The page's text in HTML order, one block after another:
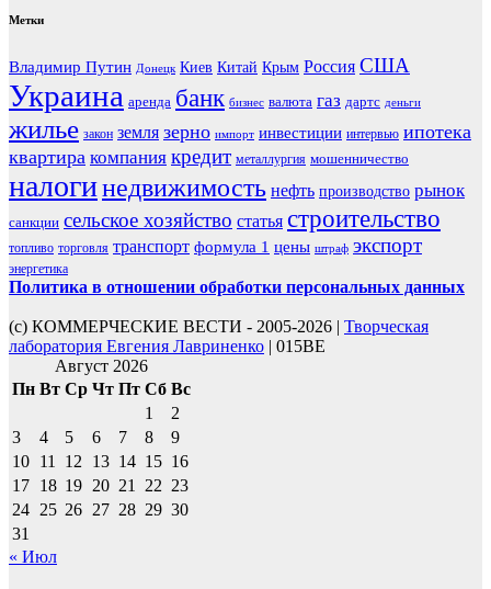
Метки
Владимир Путин Донецк Киев Китай Крым Россия США
Украина аренда банк бизнес валюта газ дартс деньги
жилье закон земля зерно импорт инвестиции интервью ипотека
квартира компания кредит металлургия мошенничество
налогинедвижимость нефть производство рынок
санкции сельское хозяйство статья строительство
топливо торговля транспорт формула 1 цены штраф экспорт
энергетика
Политика в отношении обработки персональных данных
(с) КОММЕРЧЕСКИЕ ВЕСТИ - 2005-2026 | Творческая
лаборатория Евгения Лавриненко | 015BE
Август 2026
Пн Вт Ср Чт Пт Сб Вс
1
2
3
4 5 6 7 8
9
10 11 12 13 14 15 16
17 18 19 20 21 22 23
24 25 26 27 28 29 30
31
« Июл